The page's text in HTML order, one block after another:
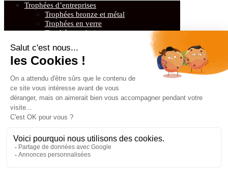
Trophées d’entreprises
Trophées bronze et métal
Trophées en verre
Trophées en bois
Récompenses sportives et trophées sportifs
Trophées de Golf
Trophées « Sportifs Multisports »
Médailles
Cadeaux d’affaires
Ouvre-lettres & vide-poche en verre ou
Coffrets sur mesure
Sculptures & Trophées Sculptures
Porte-clés et Bijoux